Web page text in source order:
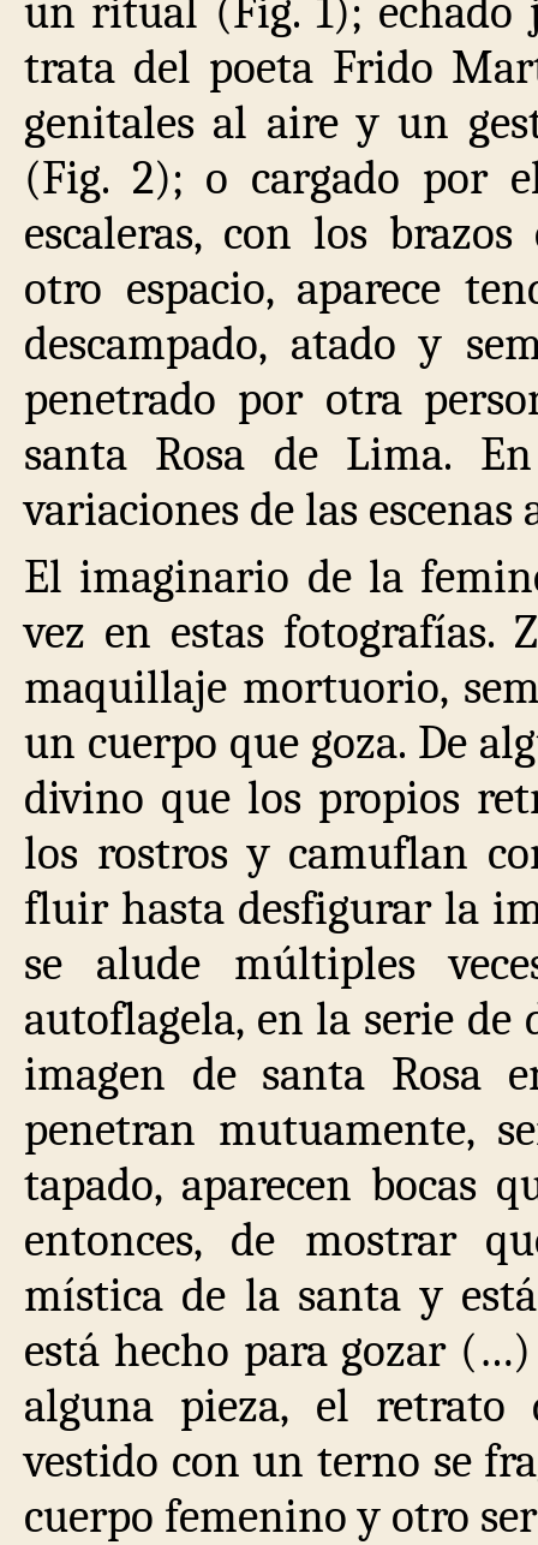
un ritual (Fig. 1);
trata del poeta Frido
genitales al aire y un
(Fig. 2); o cargado por
escaleras, con los
otro espacio, aparece
descampado, atado y
penetrado por otra
santa Rosa de Lima.
variaciones de las escenas
El imaginario de la
vez en estas fotografías.
maquillaje mortuorio,
un cuerpo que goza. De
divino que los propios
los rostros y camuflan
fluir hasta desfigurar la
se alude múltiples
autoflagela, en la serie de
imagen de santa Rosa
penetran mutuamente,
tapado, aparecen bocas
entonces, de mostrar
mística de la santa y
está hecho para gozar
alguna pieza, el
vestido con un terno se
cuerpo femenino y otro